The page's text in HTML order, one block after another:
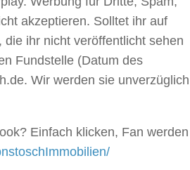
akzeptieren. Solltet ihr auf
ihr nicht veröffentlicht sehen
Fundstelle (Datum des
Wir werden sie unverzüglich
Einfach klicken, Fan werden